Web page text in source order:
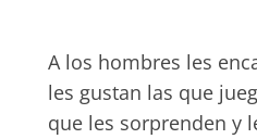
A los hombres les
les gustan las que
que les sorprenden y